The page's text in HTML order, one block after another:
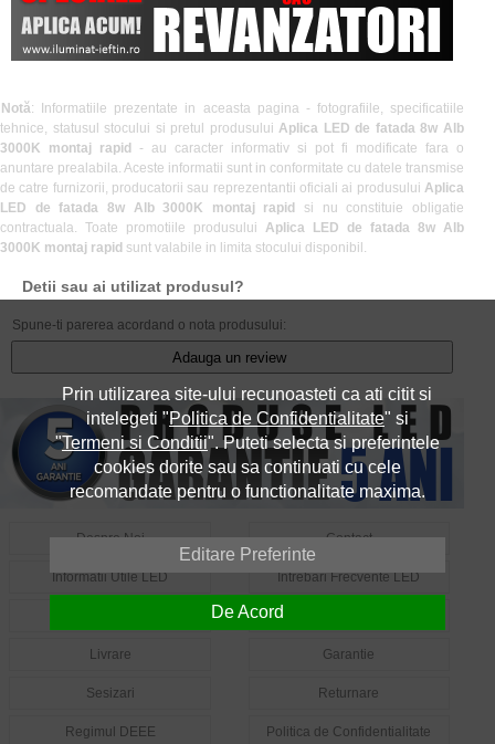
Notă: Informatiile prezentate in aceasta pagina - fotografiile, specificatiile
tehnice, statusul stocului si pretul produsuluiAplica LED de fatada 8w Alb
3000K montaj rapid - au caracter informativ si pot fi modificate fara o
anuntare prealabila. Aceste informatii sunt in conformitate cu datele transmise
de catre furnizorii, producatorii sau reprezentantii oficiali ai produsului Aplica
LED de fatada 8w Alb 3000K montaj rapid si nu constituie obligatie
contractuala. Toate promotiile produsului Aplica LED de fatada 8w Alb
3000K montaj rapid sunt valabile in limita stocului disponibil.
Detii sau ai utilizat produsul?
Spune-ti parerea acordand o nota produsului:
Adauga un review
Despre Noi Contact
Informatii Utile LED Intrebari Frecvente LED
Livrare Garantie
Sesizari Returnare
Regimul DEEE Politica de Confidentialitate
Prin utilizarea site-ului recunoasteti ca ati citit si
intelegeti "Politica de Confidentialitate" si
"Termeni si Conditii". Puteti selecta si preferintele
cookies dorite sau sa continuati cu cele
recomandate pentru o functionalitate maxima.
Editare Preferinte
De Acord